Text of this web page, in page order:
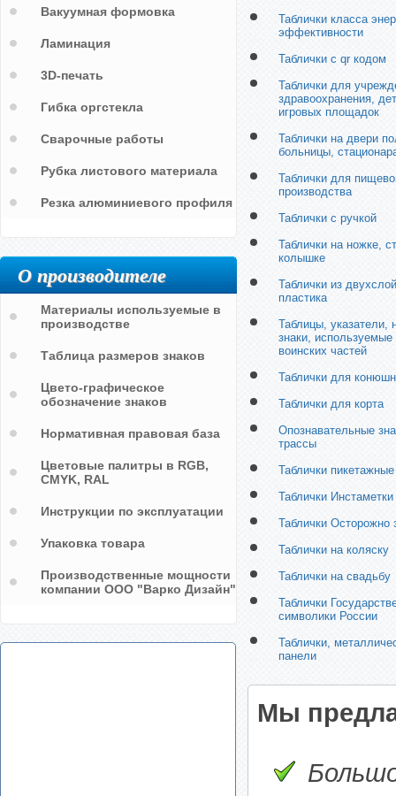
Таблички класса
эффективности
Таблички с qr кодом
Таблички для
здравоохранения,
игровых площадок
Таблички на двери
больницы,
Таблички для
производства
Таблички с ручкой
Таблички на ножке,
колышке
Таблички из
пластика
Таблицы, указатели,
знаки, используемые
воинских частей
Таблички для
Таблички для корта
Опознавательные
трассы
Таблички пикетажные
Таблички Инстаметки
Таблички Осторожно
Таблички на коляску
Таблички на свадьбу
Таблички
символики России
Таблички,
панели
Мы
Вакуумная формовка
Ламинация
3D-печать
Гибка оргстекла
Сварочные работы
Рубка листового материала
Резка алюминиевого профиля
О производителе
Материалы используемые в
производстве
Таблица размеров знаков
Цвето-графическое
обозначение знаков
Нормативная правовая база
Цветовые палитры в RGB,
CMYK, RAL
Инструкции по эксплуатации
Упаковка товара
Производственные мощности
компании ООО "Варко Дизайн"